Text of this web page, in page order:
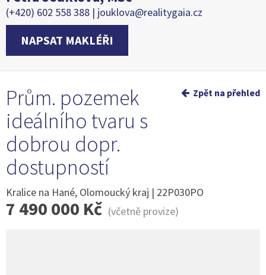
(+420) 602 558 388 | jouklova@realitygaia.cz
NAPSAT MAKLÉŘI
Zpět na přehled
Prům. pozemek
ideálního tvaru s
dobrou dopr.
dostupností
Kralice na Hané, Olomoucký kraj | 22P030PO
7 490 000 Kč (včetně provize)